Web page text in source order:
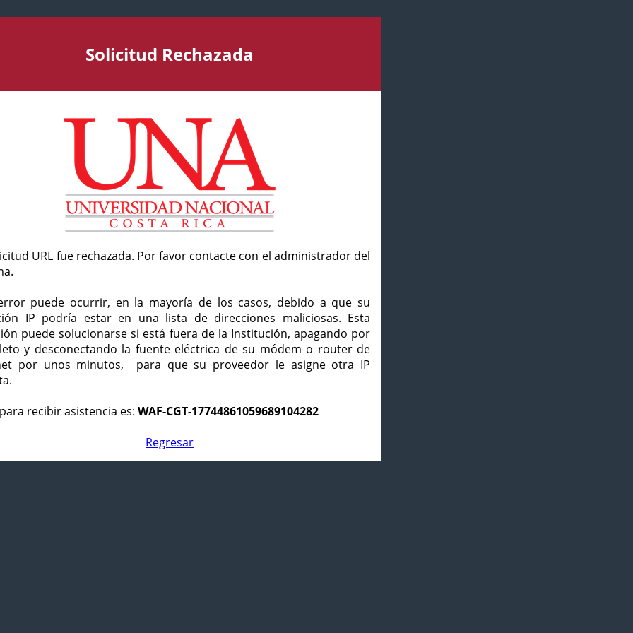
Solicitud Rechazada
URL fue rechazada. Por favor contacte con el administrador del
puede ocurrir, en la mayoría de los casos, debido a que su
IP podría estar en una lista de direcciones maliciosas. Esta
puede solucionarse si está fuera de la Institución, apagando por
y desconectando la fuente eléctrica de su módem o router de
por unos minutos, para que su proveedor le asigne otra IP
recibir asistencia es: WAF-CGT-17744861059689104282
Regresar